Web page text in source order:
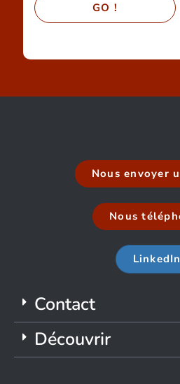
Nous envoyer
Nous
LinkedIn
Contact
Découvrir